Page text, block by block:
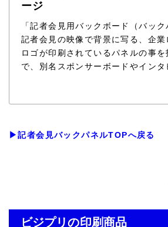
ージ
「記者会見用バックボード（バック
記者会見の映像で背景に写る、企業
ロゴが印刷されているパネルの事
で、別名スポンサーボードやイン
呼び方は様々です。 使用されるシ
の他に、企業のキャンペーン告知
ーインタビュー、映画やドラマの
▶記者会見バックパネルTOPへ戻る
ビジプリの印刷商品